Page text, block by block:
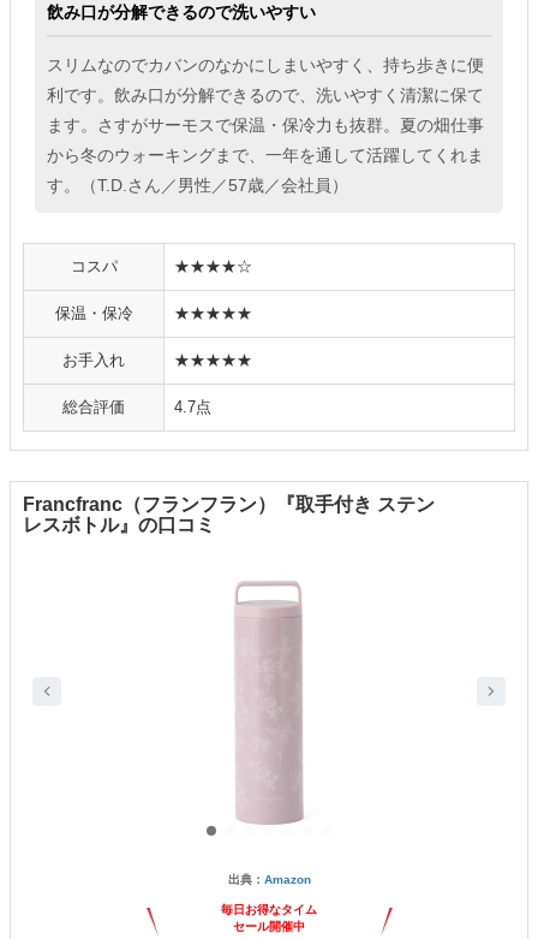
飲み口が分解できるので洗いやすい
スリムなのでカバンのなかにしまいやすく、持ち歩きに便
利です。飲み口が分解できるので、洗いやすく清潔に保て
ます。さすがサーモスで保温・保冷力も抜群。夏の畑仕事
から冬のウォーキングまで、一年を通して活躍してくれま
す。（T.D.さん／男性／57歳／会社員）
コスパ ★★★★☆
保温・保冷 ★★★★★
お手入れ ★★★★★
総合評価 4.7点
Francfranc（フランフラン）『取手付き ステン
レスボトル』の口コミ
出典： Amazon
毎日お得なタイム
セール開催中